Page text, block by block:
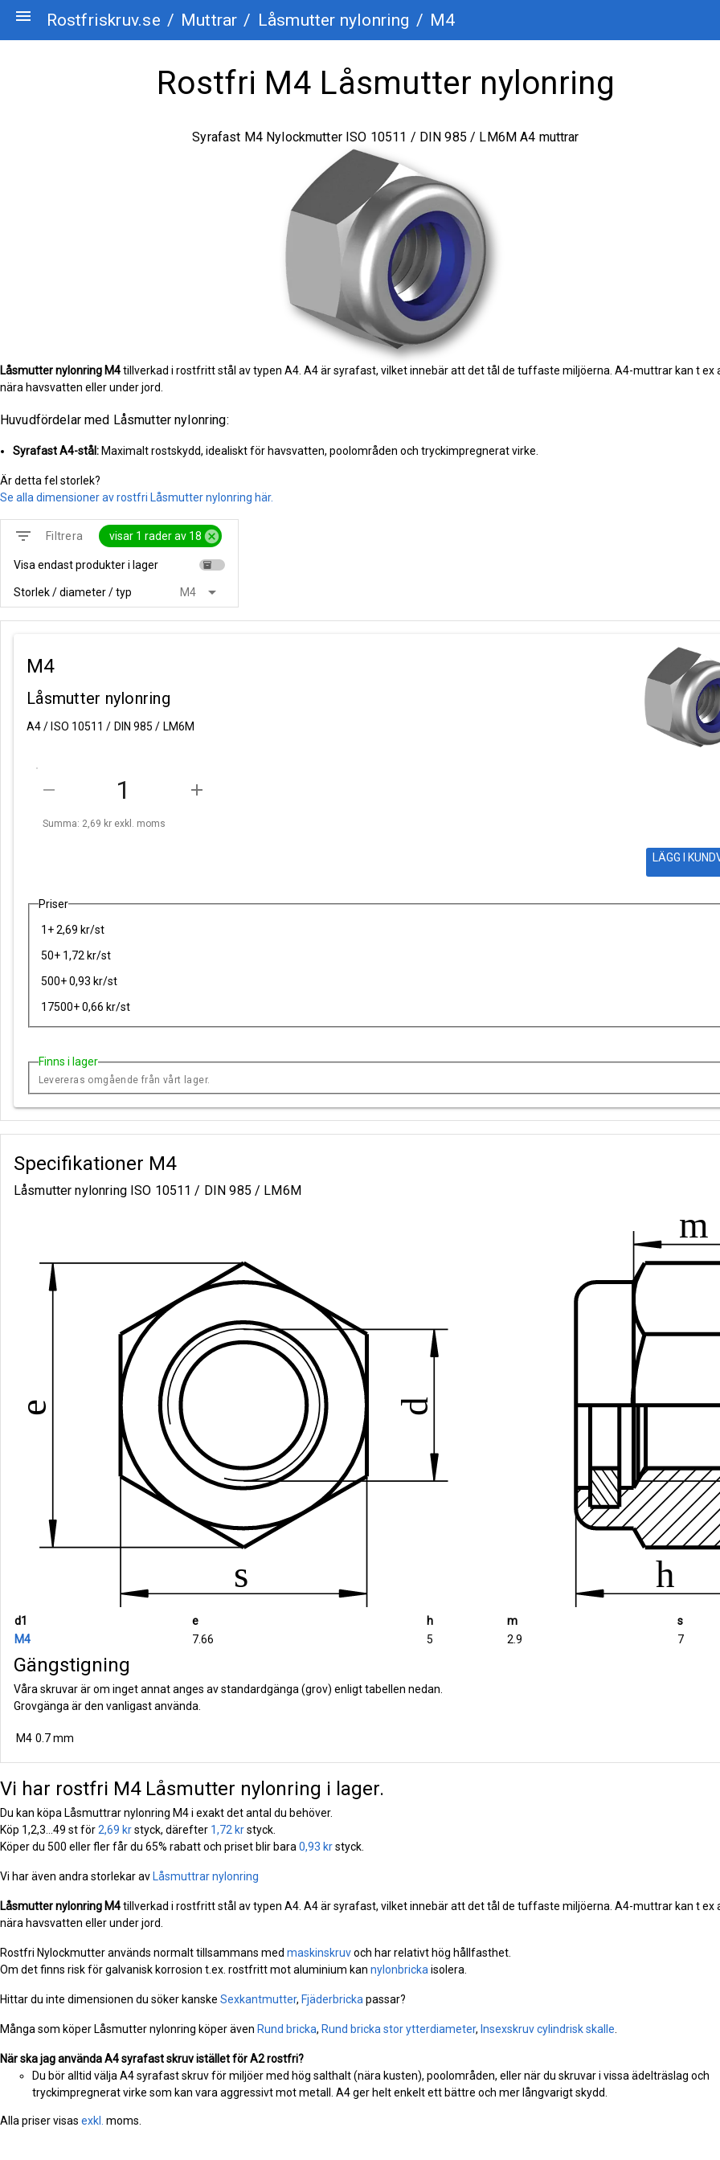
menu Rostfriskruv.se / Muttrar / Låsmutter nylonring / M4
Rostfri M4 Låsmutter nylonring
Syrafast M4 Nylockmutter ISO 10511 / DIN 985 / LM6M A4 muttrar
Låsmutter nylonring M4tillverkad i rostfritt stål av typen A4. A4 är syrafast, vilket innebär att det tål de tuffaste miljöerna. A4-muttrar kan t ex
nära havsvatten eller under jord.
Huvudfördelar med Låsmutter nylonring:
Syrafast A4-stål: Maximalt rostskydd, idealiskt för havsvatten, poolområden och tryckimpregnerat virke.
Är detta fel storlek?
Se alla dimensioner av rostfri Låsmutter nylonring här.
filter_list Filtrera visar 1 rader av 18 cancel
Visa endast produkter i lager inventory
Storlek / diameter / typ M4 arrow_drop_down
M4
Låsmutter nylonring
A4 / ISO 10511 / DIN 985 / LM6M
remove add
Summa: 2,69 kr exkl. moms
LÄGG I
Priser
1+ 2,69 kr/st
50+ 1,72 kr/st
500+ 0,93 kr/st
17500+ 0,66 kr/st
Finns i lager
Levereras omgående från vårt lager.
Specifikationer M4
Låsmutter nylonring ISO 10511 / DIN 985 / LM6M
d1 e h m
s
M4
7.66 5 2.9 7
Gängstigning
Våra skruvar är om inget annat anges av standardgänga (grov) enligt tabellen nedan.
Grovgänga är den vanligast använda.
M4 0.7 mm
Vi har rostfri M4 Låsmutter nylonring i lager.
Du kan köpa Låsmuttrar nylonring M4 i exakt det antal du behöver.
Köp 1,2,3...49 st för2,69 krstyck, därefter 1,72 krstyck.
Köper du 500 eller fler får du 65% rabatt och priset blir bara0,93 krstyck.
Vi har även andra storlekar av Låsmuttrar nylonring
Låsmutter nylonring M4tillverkad i rostfritt stål av typen A4. A4 är syrafast, vilket innebär att det tål de tuffaste miljöerna. A4-muttrar kan t ex
nära havsvatten eller under jord.
Rostfri Nylockmutter används normalt tillsammans med maskinskruvoch har relativt hög hållfasthet.
Om det finns risk för galvanisk korrosion t.ex. rostfritt mot aluminium kan nylonbrickaisolera.
Hittar du inte dimensionen du söker kanske Sexkantmutter, Fjäderbrickapassar?
Många som köper Låsmutter nylonring köper även Rund bricka, Rund bricka stor ytterdiameter, Insexskruv cylindrisk skalle.
När ska jag använda A4 syrafast skruv istället för A2 rostfri?
Du bör alltid välja A4 syrafast skruv för miljöer med hög salthalt (nära kusten), poolområden, eller när du skruvar i vissa ädelträslag och
tryckimpregnerat virke som kan vara aggressivt mot metall. A4 ger helt enkelt ett bättre och mer långvarigt skydd.
Alla priser visas exkl. moms.